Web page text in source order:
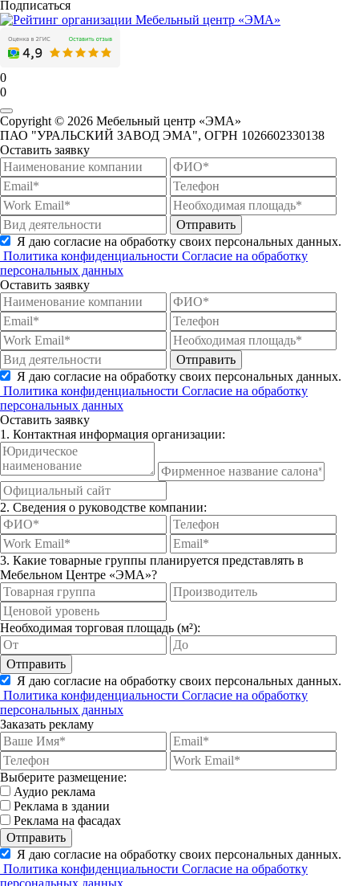
Подписаться
0
0
Copyright © 2026 Мебельный центр «ЭМА»
ПАО "УРАЛЬСКИЙ ЗАВОД ЭМА", ОГРН 1026602330138
Оставить заявку
Отправить
Я даю согласие на обработку своих персональных данных.
Политика конфиденциальности Согласие на обработку
персональных данных
Оставить заявку
Отправить
Я даю согласие на обработку своих персональных данных.
Политика конфиденциальности Согласие на обработку
персональных данных
Оставить заявку
1. Контактная информация организации:
2. Сведения о руководстве компании:
3. Какие товарные группы планируется представлять в
Мебельном Центре «ЭМА»?
Необходимая торговая площадь (м²):
Отправить
Я даю согласие на обработку своих персональных данных.
Политика конфиденциальности Согласие на обработку
персональных данных
Заказать рекламу
Выберите размещение:
Аудио реклама
Реклама в здании
Реклама на фасадах
Отправить
Я даю согласие на обработку своих персональных данных.
Политика конфиденциальности Согласие на обработку
персональных данных